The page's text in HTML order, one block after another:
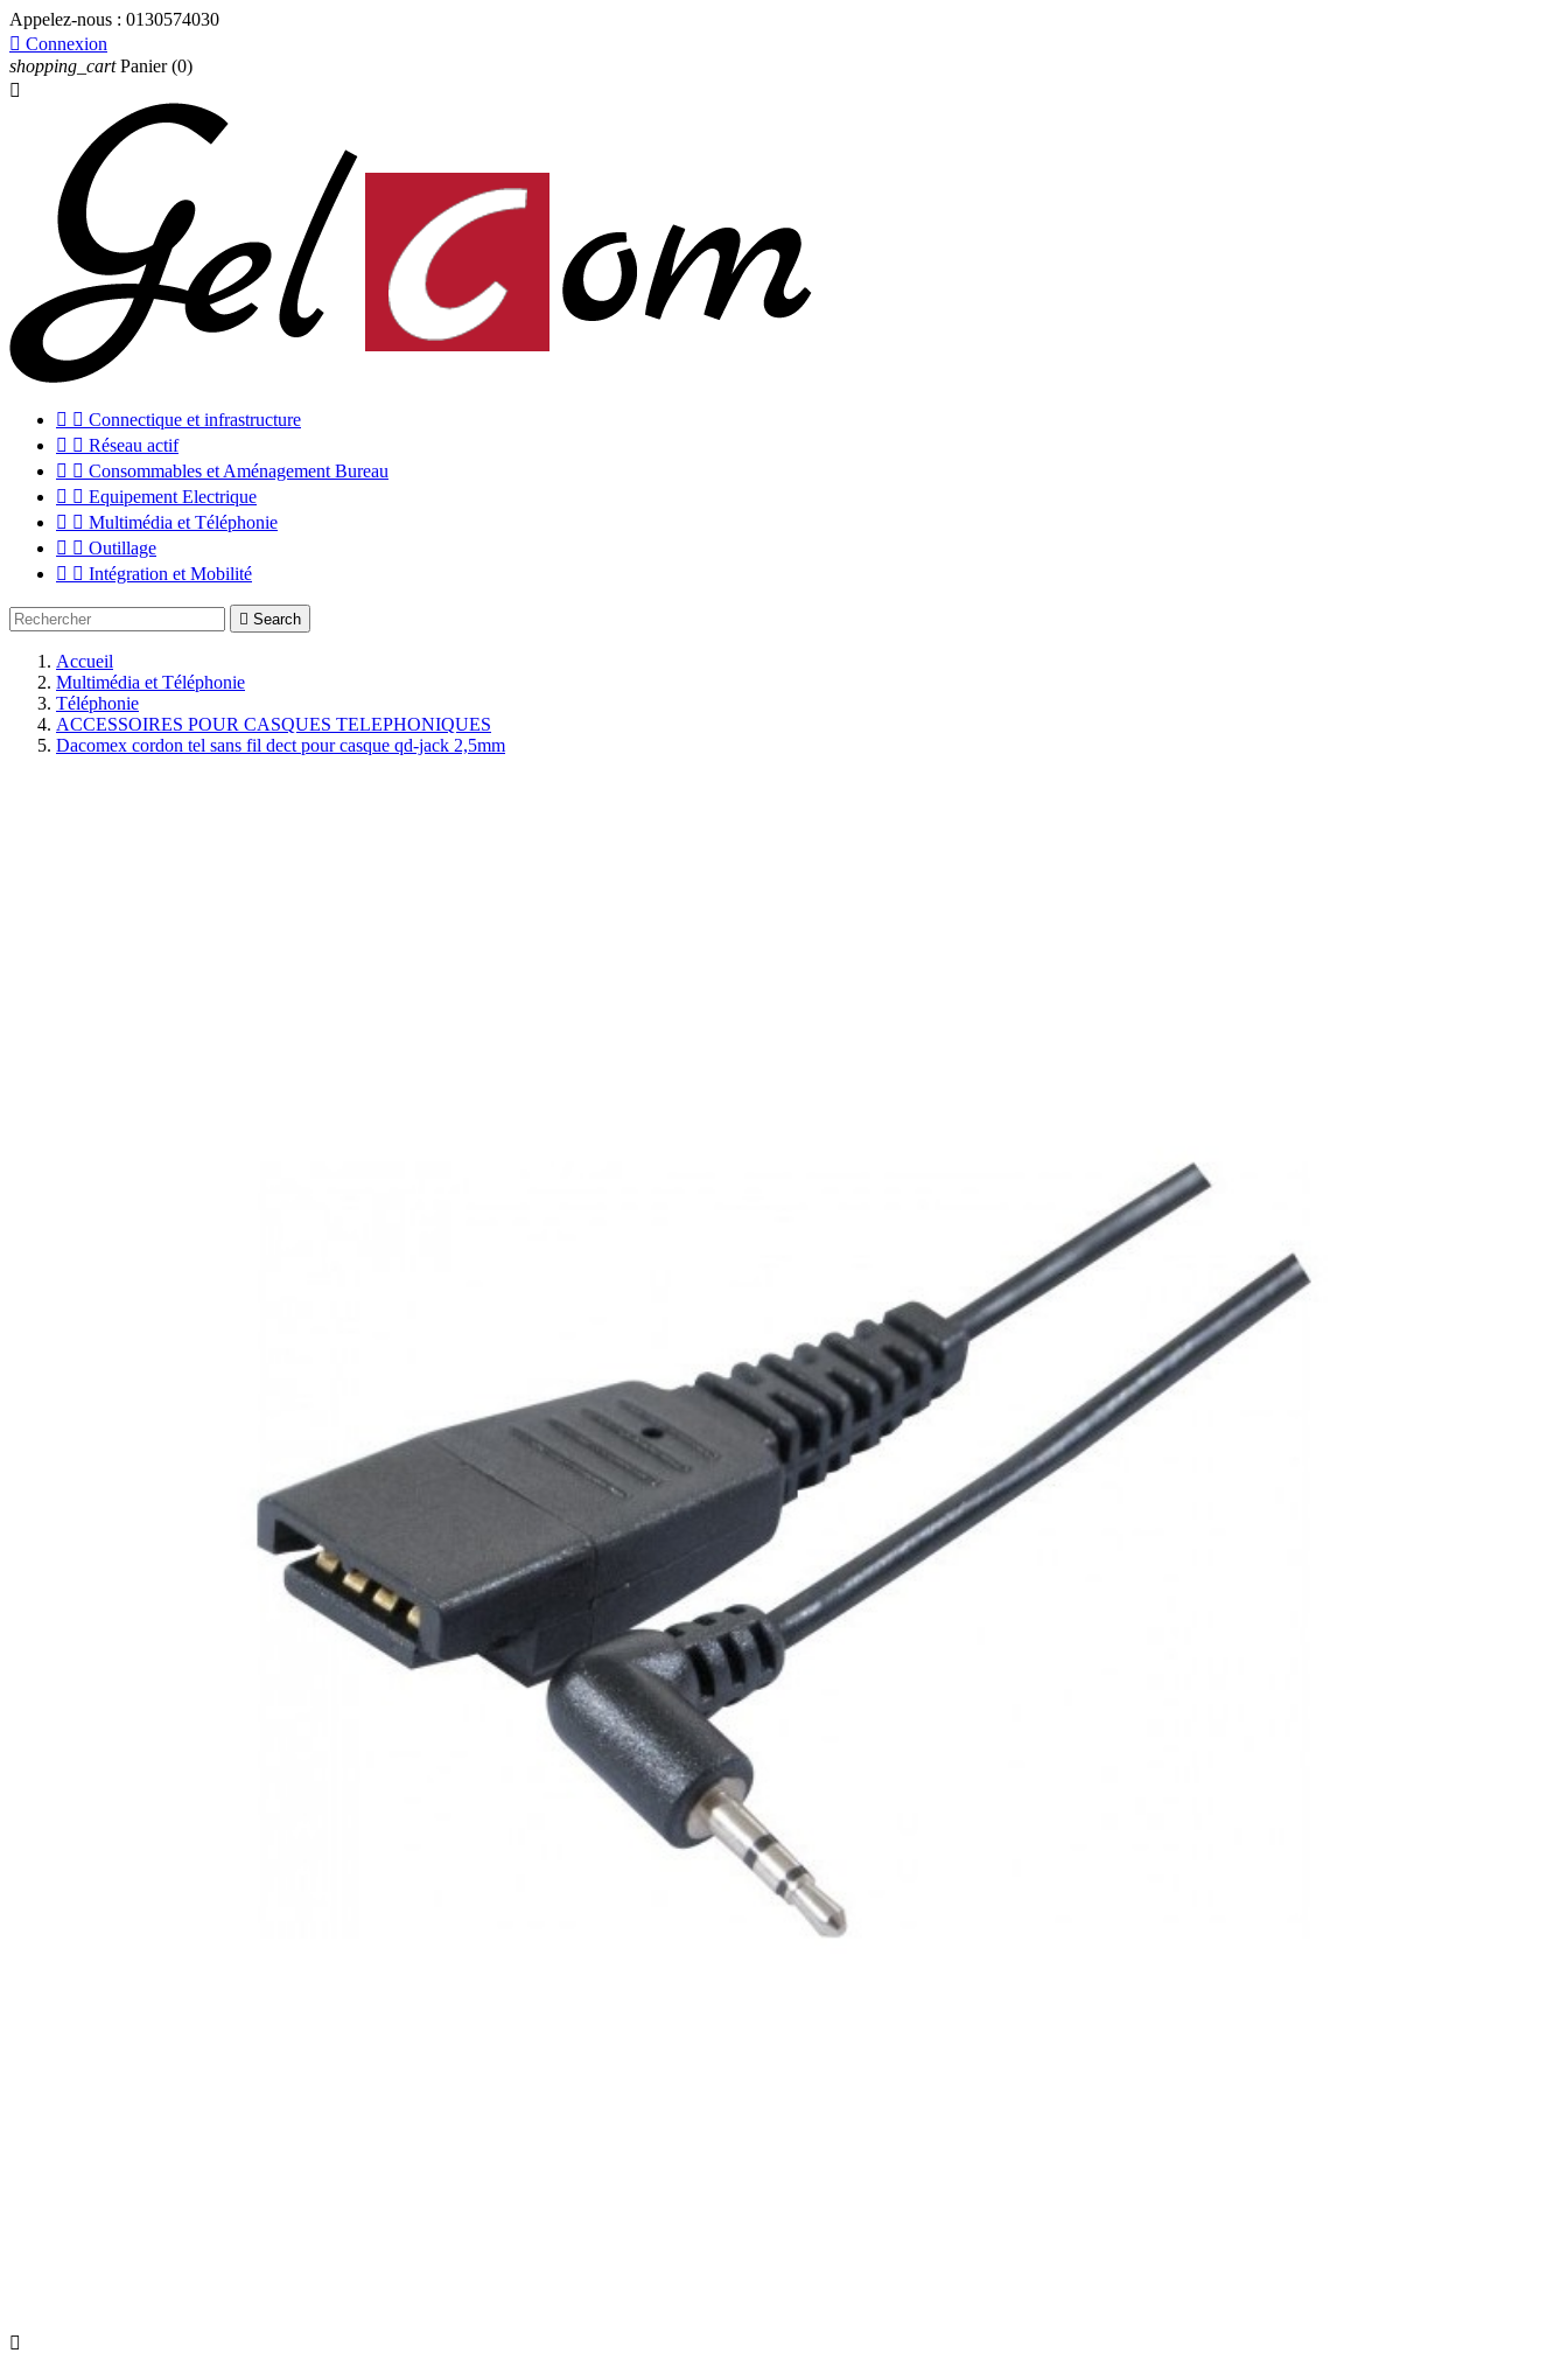
Appelez-nous : 0130574030
 Connexion
shopping_cart Panier (0)

  Connectique et infrastructure
  Réseau actif
  Consommables et Aménagement Bureau
  Equipement Electrique
  Multimédia et Téléphonie
  Outillage
  Intégration et Mobilité
 Search
Accueil
Multimédia et Téléphonie
Téléphonie
ACCESSOIRES POUR CASQUES TELEPHONIQUES
Dacomex cordon tel sans fil dect pour casque qd-jack 2,5mm
